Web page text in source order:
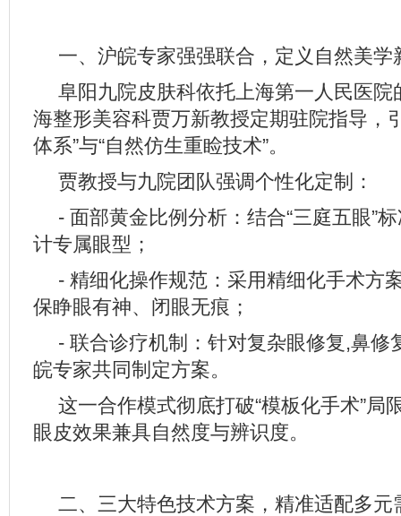
一、沪皖专家强强联合，定义自然美学
阜阳九院皮肤科依托上海第一人民医院
海整形美容科贾万新教授定期驻院指导，
体系”与“自然仿生重睑技术”。
贾教授与九院团队强调个性化定制：
- 面部黄金比例分析：结合“三庭五眼”
计专属眼型；
- 精细化操作规范：采用精细化手术方
保睁眼有神、闭眼无痕；
- 联合诊疗机制：针对复杂眼修复,鼻修
皖专家共同制定方案。
这一合作模式彻底打破“模板化手术”局
眼皮效果兼具自然度与辨识度。
二、三大特色技术方案，精准适配多元